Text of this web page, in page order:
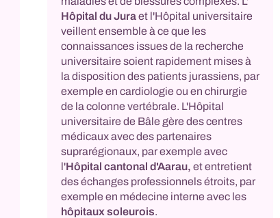
Hôpital du Juraet l'Hôpital universitaire
veillent ensemble à ce que les
connaissances issues de la recherche
universitaire soient rapidement mises à
la disposition des patients jurassiens, par
exemple en cardiologie ou en chirurgie
de la colonne vertébrale. L'Hôpital
universitaire de Bâle gère des centres
médicaux avec des partenaires
suprarégionaux, par exemple avec
l'Hôpital cantonal d'Aarau, et entretient
des échanges professionnels étroits, par
exemple en médecine interne avec les
hôpitaux soleurois.